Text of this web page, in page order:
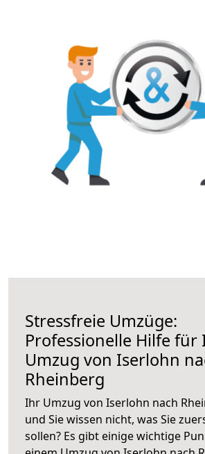
Stressfreie Umzüge:
Professionelle Hilfe für
Umzug von Iserlohn
Rheinberg
Ihr Umzug von Iserlohn nach
und Sie wissen nicht, was Sie
sollen? Es gibt einige wichtige